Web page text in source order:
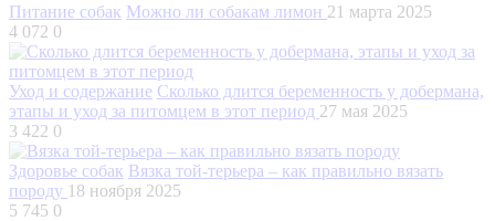
Питание собак Можно ли собакам лимон 21 марта 2025
4 072 0
Уход и содержание Сколько длится беременность у добермана,
этапы и уход за питомцем в этот период 27 мая 2025
3 422 0
Здоровье собак Вязка той-терьера – как правильно вязать
породу 18 ноября 2025
5 745 0